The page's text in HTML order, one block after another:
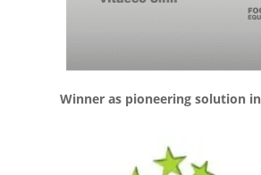
Winner as pioneering solution in